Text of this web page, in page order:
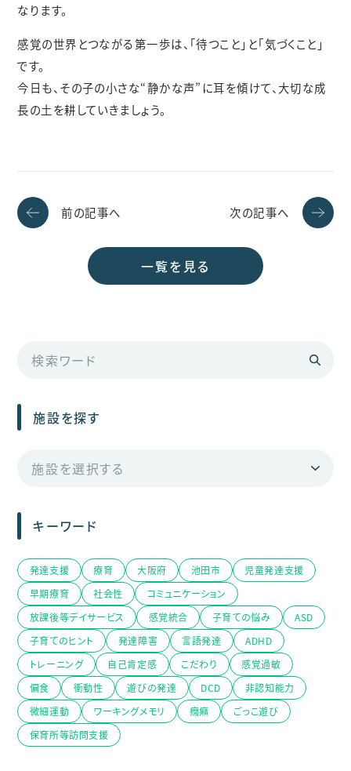
なります。
感覚の世界とつながる第一歩は、「待つこと」と「気づくこと」
です。
今日も、その子の小さな“静かな声”に耳を傾けて、大切な成
長の土を耕していきましょう。
前の記事へ 次の記事へ
一覧を見る
施設を探す
キーワード
発達支援 療育 大阪府 池田市
児童発達支援
早期療育
社会性
コミュニケーション
放課後等デイサービス
感覚統合 子育ての悩み
ASD
子育てのヒント
発達障害 言語発達
ADHD
トレーニング
自己肯定感 こだわり
感覚過敏
偏食
衝動性 遊びの発達 DCD
非認知能力
微細運動
ワーキングメモリ 癇癪
ごっこ遊び
保育所等訪問支援